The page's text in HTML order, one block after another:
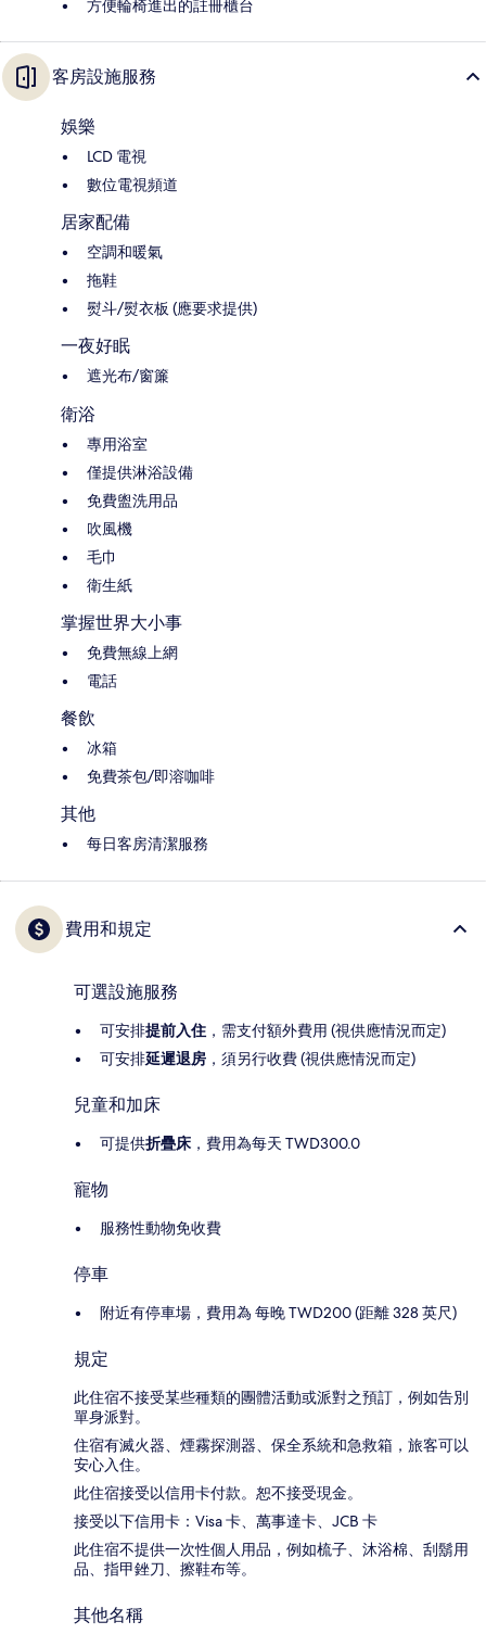
方便輪椅進出的註冊櫃台
客房設施服務
娛樂
LCD 電視
數位電視頻道
居家配備
空調和暖氣
拖鞋
熨斗/熨衣板 (應要求提供)
一夜好眠
遮光布/窗簾
衛浴
專用浴室
僅提供淋浴設備
免費盥洗用品
吹風機
毛巾
衛生紙
掌握世界大小事
免費無線上網
電話
餐飲
冰箱
免費茶包/即溶咖啡
其他
每日客房清潔服務
費用和規定
可選設施服務
可安排提前入住 ，需支付額外費用 (視供應情況而定)
可安排延遲退房 ，須另行收費 (視供應情況而定)
兒童和加床
可提供折疊床 ，費用為每天 TWD300.0
寵物
服務性動物免收費
停車
附近有停車場，費用為 每晚 TWD200 (距離 328 英尺)
規定
此住宿不接受某些種類的團體活動或派對之預訂，例如告別
單身派對。
住宿有滅火器、煙霧探測器、保全系統和急救箱，旅客可以
安心入住。
此住宿接受以信用卡付款。恕不接受現金。
接受以下信用卡：Visa 卡、萬事達卡、JCB 卡
此住宿不提供一次性個人用品，例如梳子、沐浴棉、刮鬍用
品、指甲銼刀、擦鞋布等。
其他名稱